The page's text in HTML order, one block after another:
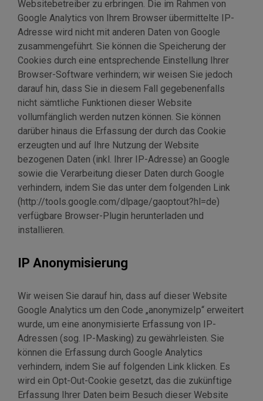
Websitebetreiber zu erbringen. Die im Rahmen von
Google Analytics von Ihrem Browser übermittelte IP-
Adresse wird nicht mit anderen Daten von Google
zusammengeführt. Sie können die Speicherung der
Cookies durch eine entsprechende Einstellung Ihrer
Browser-Software verhindern; wir weisen Sie jedoch
darauf hin, dass Sie in diesem Fall gegebenenfalls
nicht sämtliche Funktionen dieser Website
vollumfänglich werden nutzen können. Sie können
darüber hinaus die Erfassung der durch das Cookie
erzeugten und auf Ihre Nutzung der Website
bezogenen Daten (inkl. Ihrer IP-Adresse) an Google
sowie die Verarbeitung dieser Daten durch Google
verhindern, indem Sie das unter dem folgenden Link
(http://tools.google.com/dlpage/gaoptout?hl=de)
verfügbare Browser-Plugin herunterladen und
installieren.
IP Anonymisierung
Wir weisen Sie darauf hin, dass auf dieser Website
Google Analytics um den Code „anonymizeIp“ erweitert
wurde, um eine anonymisierte Erfassung von IP-
Adressen (sog. IP-Masking) zu gewährleisten. Sie
können die Erfassung durch Google Analytics
verhindern, indem Sie auf folgenden Link klicken. Es
wird ein Opt-Out-Cookie gesetzt, das die zukünftige
Erfassung Ihrer Daten beim Besuch dieser Website